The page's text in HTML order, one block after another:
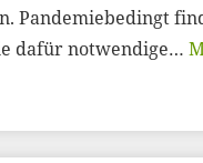
Pandemiebedingt
dafür notwendige…